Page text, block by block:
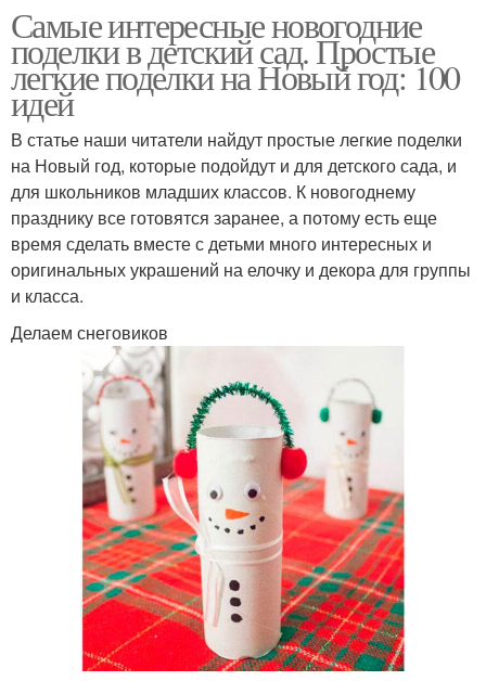
Самые интересные новогодние
поделки в детский сад. Простые
легкие поделки на Новый год: 100
идей
В статье наши читатели найдут простые легкие поделки
на Новый год, которые подойдут и для детского сада, и
для школьников младших классов. К новогоднему
празднику все готовятся заранее, а потому есть еще
время сделать вместе с детьми много интересных и
оригинальных украшений на елочку и декора для группы
и класса.
Делаем снеговиков